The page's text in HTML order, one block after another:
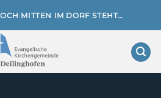
MITTEN IM DORF STEHT…